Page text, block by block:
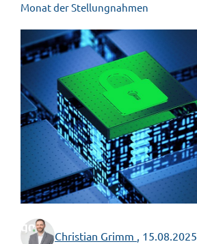
Monat der Stellungnahmen
Christian Grimm , 15.08.2025